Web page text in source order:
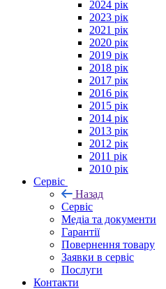
2024 рік
2023 рік
2021 рік
2020 рік
2019 рік
2018 рік
2017 рік
2016 рік
2015 рік
2014 рік
2013 рік
2012 рік
2011 рік
2010 рік
Сервіс
Назад
Сервіс
Медіа та документи
Гарантії
Повернення товару
Заявки в сервіс
Послуги
Контакти